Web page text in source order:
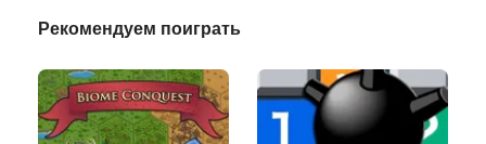
Рекомендуем поиграть